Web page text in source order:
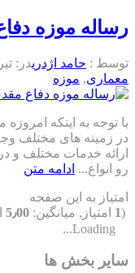
رساله موزه
توسط : حامد اژدریدر: تیر ۲۵, ۱۳۹۶
معماری, موزه
با توجه به اینکه
در زمینه های مختلف
ارائه خدمات مختلف و
رو انواع... ادامه متن
امتیاز به این صفحه
(
1 امتیاز, میانگین: 5٫00
Loading...
سایر بخش ها